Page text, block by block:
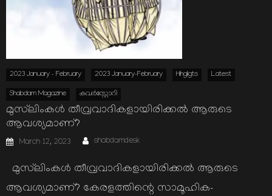
2023 January - February 2023 January-February Hihgligts Latest
Shabdam Magazine കവര്‍സ്റ്റോറി
മുസ്‌ലിംകള്‍ തീവ്രവാദികളായിരിക്കല്‍ ആരുടെ
ആവശ്യമാണ്?
Posted
on
March 12, 2023 Author
shabdamdesk
മുസ്‌ലിംകള്‍ തീവ്രവാദികളായിരിക്കല്‍ ആരുടെ
ആവശ്യമാണ്? കേരളത്തിന്റെ സാമൂഹിക-